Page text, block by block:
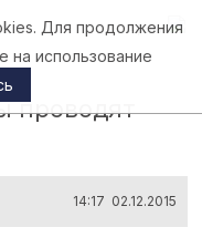
Афины
проводят
14:17 02.12.2015
Для продолжения
на использование